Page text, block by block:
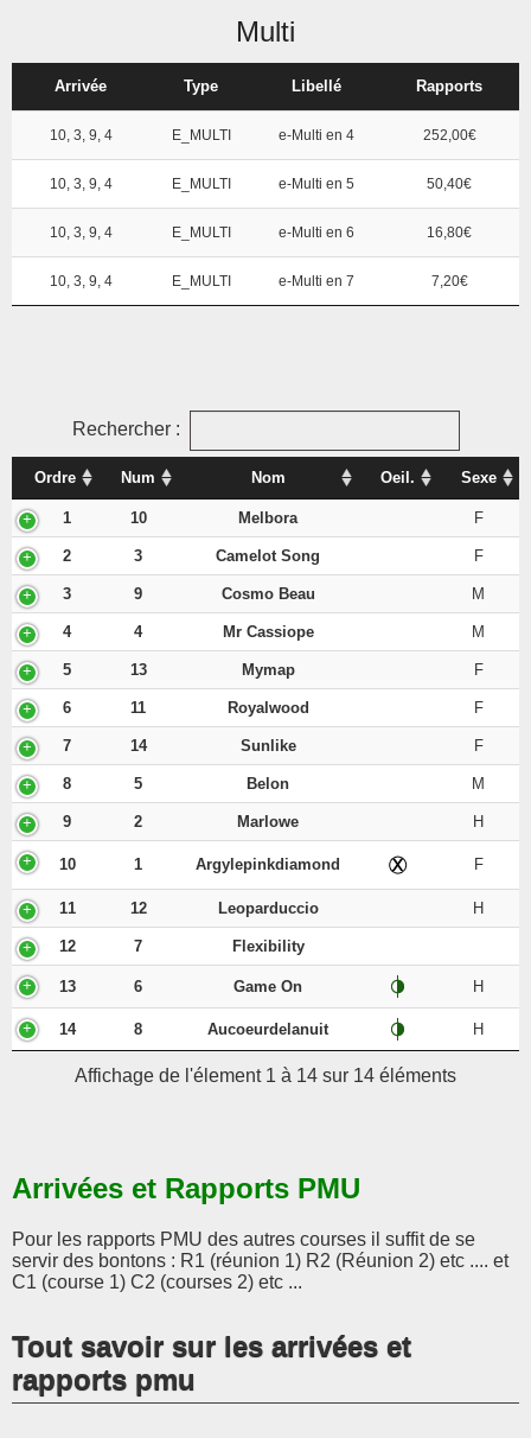
Multi
Arrivée Type Libellé Rapports
10, 3, 9, 4 E_MULTI e-Multi en 4 252,00€
10, 3, 9, 4 E_MULTI e-Multi en 5 50,40€
10, 3, 9, 4 E_MULTI e-Multi en 6 16,80€
10, 3, 9, 4 E_MULTI e-Multi en 7 7,20€
Rechercher :
Ordre Num Nom Oeil. Sexe
1 10 Melbora F
2 3 Camelot Song F
3 9 Cosmo Beau M
4 4 Mr Cassiope M
5 13 Mymap F
6 11 Royalwood F
7 14 Sunlike F
8 5 Belon M
9 2 Marlowe H
10 1 Argylepinkdiamond F
11 12 Leoparduccio H
12 7 Flexibility
13 6 Game On H
14 8 Aucoeurdelanuit H
Affichage de l'élement 1 à 14 sur 14 éléments
Arrivées et Rapports PMU
Pour les rapports PMU des autres courses il suffit de se
servir des bontons : R1 (réunion 1) R2 (Réunion 2) etc .... et
C1 (course 1) C2 (courses 2) etc ...
Tout savoir sur les arrivées et
rapports pmu